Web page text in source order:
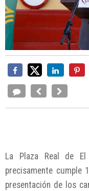
La Plaza Real de
precisamente cumple
presentación de los